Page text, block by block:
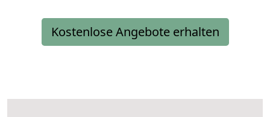
Kostenlose Angebote erhalten